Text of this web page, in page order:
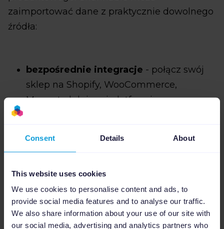
Consent Details About
This website uses cookies
We use cookies to personalise content and ads, to
provide social media features and to analyse our traffic.
We also share information about your use of our site with
our social media, advertising and analytics partners who
zaimportować dane z praktycznie dowolnego
źródła:
bezpośrednie integracje - połącz swój
sklep na Shopify, WooCommerce,
Magento lub innej platformie e-
import plików
aktywne adresy URL- wystarczy, że
podasz link do pliku z feedem, a
Channable będzie go regularnie pobierać